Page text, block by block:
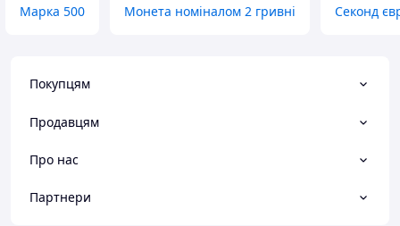
Марка 500 Монета номіналом 2 гривні Секонд
Покупцям
Продавцям
Про нас
Партнери